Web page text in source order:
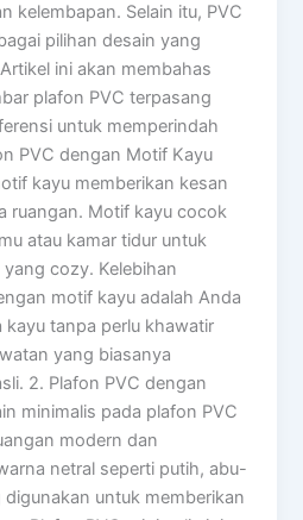
kelembapan. Selain itu, PVC
pilihan desain yang
ini akan membahas
plafon PVC terpasang
untuk memperindah
PVC dengan Motif Kayu
kayu memberikan kesan
ruangan. Motif kayu cocok
atau kamar tidur untuk
cozy. Kelebihan
motif kayu adalah Anda
tanpa perlu khawatir
yang biasanya
2. Plafon PVC dengan
minimalis pada plafon PVC
modern dan
netral seperti putih, abu-
untuk memberikan